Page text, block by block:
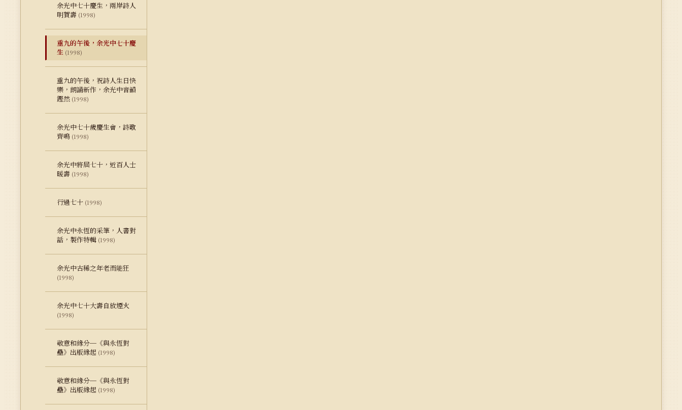
余光中七十慶生，兩岸詩人
明賀壽 (1998)
重九的午後，余光中七十慶
生 (1998)
重九的午後，祝詩人生日快
樂，朗誦新作，余光中音韻
鏗然 (1998)
余光中七十歲慶生會，詩歌
齊鳴 (1998)
余光中將屆七十，近百人士
暖壽 (1998)
行過七十 (1998)
余光中永恆的采筆，人書對
話，製作特輯 (1998)
余光中古稀之年老而能狂
(1998)
余光中七十大壽自放煙火
(1998)
敬意和緣分─《與永恆對
壘》出版緣起 (1998)
敬意和緣分─《與永恆對
壘》出版緣起 (1998)